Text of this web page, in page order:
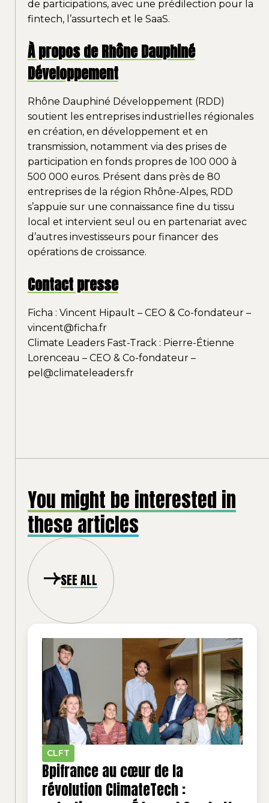
de participations, avec une prédilection pour la
fintech, l’assurtech et le SaaS.
À propos de Rhône Dauphiné
Développement
Rhône Dauphiné Développement (RDD)
soutient les entreprises industrielles régionales
en création, en développement et en
transmission, notamment via des prises de
participation en fonds propres de 100 000 à
500 000 euros. Présent dans près de 80
entreprises de la région Rhône-Alpes, RDD
s’appuie sur une connaissance fine du tissu
local et intervient seul ou en partenariat avec
d’autres investisseurs pour financer des
opérations de croissance.
Contact presse
Ficha : Vincent Hipault – CEO & Co-fondateur –
vincent@ficha.fr
Climate Leaders Fast-Track : Pierre-Étienne
Lorenceau – CEO & Co-fondateur –
pel@climateleaders.fr
You might be interested in
these articles
SEE ALL
CLFT
Bpifrance au cœur de la
révolution ClimateTech :